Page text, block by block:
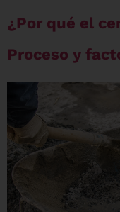
¿Por qué el
Proceso y